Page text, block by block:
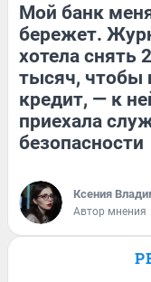
Мой банк
бережет.
хотела снять
тысяч, чтобы
кредит, — к
приехала
безопасности
Ксения
Автор мнения